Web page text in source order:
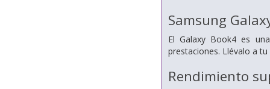
Samsung
El Galaxy Book4 es
prestaciones. Llévalo a
Rendimiento